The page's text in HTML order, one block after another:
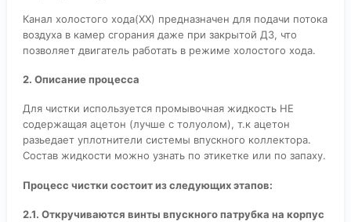
Канал холостого хода(ХХ) предназначен для подачи потока
воздуха в камер сгорания даже при закрытой ДЗ, что
позволяет двигатель работать в режиме холостого хода.
2. Описание процесса
Для чистки используется промывочная жидкость НЕ
содержащая ацетон (лучше с толуолом), т.к ацетон
разьедает уплотнители системы впускного коллектора.
Состав жидкости можно узнать по этикетке или по запаху.
Процесс чистки состоит из следующих этапов:
2.1. Откручиваются винты впускного патрубка на корпус